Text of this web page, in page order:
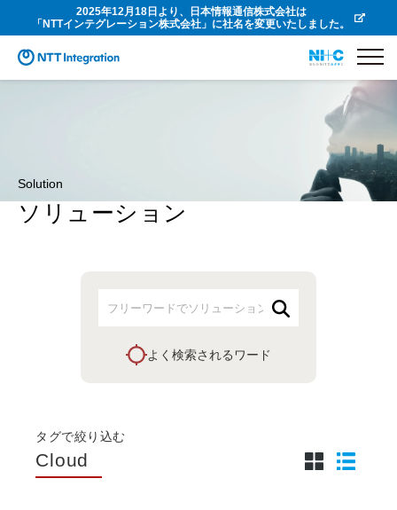
2025年12月18日より、日本情報通信株式会社は
「NTTインテグレーション株式会社」に社名を変更いたしました。
Solution
ソリューション
よく検索されるワード
タグで絞り込む
Cloud